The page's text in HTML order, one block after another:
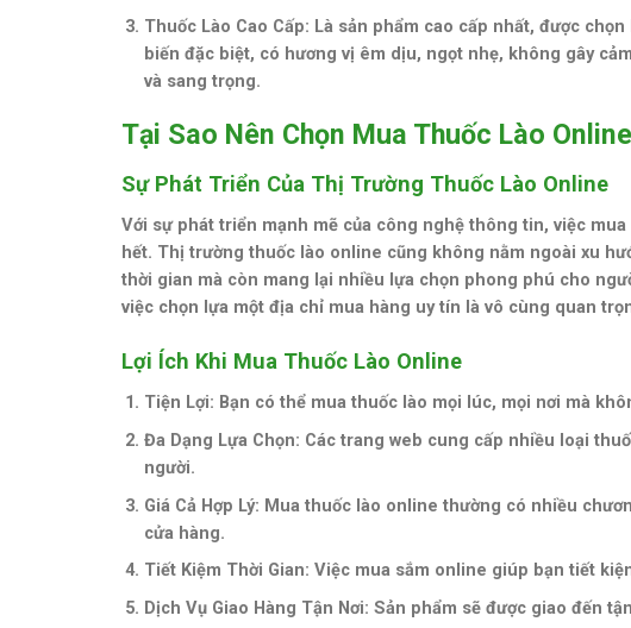
Thuốc Lào Cao Cấp: Là sản phẩm cao cấp nhất, được
biến đặc biệt, có hương vị êm dịu, ngọt nhẹ, không gây
và sang trọng.
Tại Sao Nên Chọn Mua Thuốc Lào
Sự Phát Triển Của Thị Trường Thuốc Lào Online
Với sự phát triển mạnh mẽ của công nghệ thông tin, việc
hết. Thị trường thuốc lào online cũng không nằm ngoài xu
thời gian mà còn mang lại nhiều lựa chọn phong phú cho
việc chọn lựa một địa chỉ mua hàng uy tín là vô cùng quan
Lợi Ích Khi Mua Thuốc Lào Online
Tiện Lợi: Bạn có thể mua thuốc lào mọi lúc, mọi nơi mà
Đa Dạng Lựa Chọn: Các trang web cung cấp nhiều loại
người.
Giá Cả Hợp Lý: Mua thuốc lào online thường có nhiều
cửa hàng.
Tiết Kiệm Thời Gian: Việc mua sắm online giúp bạn tiết
Dịch Vụ Giao Hàng Tận Nơi: Sản phẩm sẽ được giao đến